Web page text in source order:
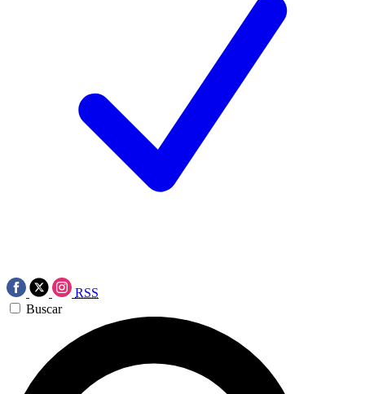
RSS
Buscar